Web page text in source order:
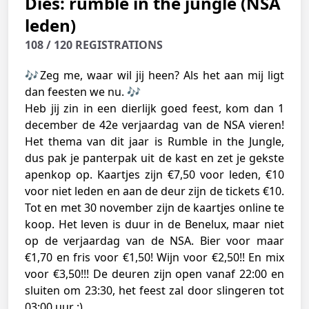
leden)
108 / 120 REGISTRATIONS
🎶Zeg me, waar wil jij heen? Als het aan mij ligt
dan feesten we nu. 🎶
Heb jij zin in een dierlijk goed feest, kom dan 1
december de 42e verjaardag van de NSA vieren!
Het thema van dit jaar is Rumble in the Jungle,
dus pak je panterpak uit de kast en zet je gekste
apenkop op. Kaartjes zijn €7,50 voor leden, €10
voor niet leden en aan de deur zijn de tickets €10.
Tot en met 30 november zijn de kaartjes online te
koop. Het leven is duur in de Benelux, maar niet
op de verjaardag van de NSA. Bier voor maar
€1,70 en fris voor €1,50! Wijn voor €2,50!! En mix
voor €3,50!!! De deuren zijn open vanaf 22:00 en
sluiten om 23:30, het feest zal door slingeren tot